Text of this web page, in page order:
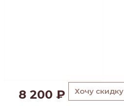
8 200 ₽ Хочу скидку